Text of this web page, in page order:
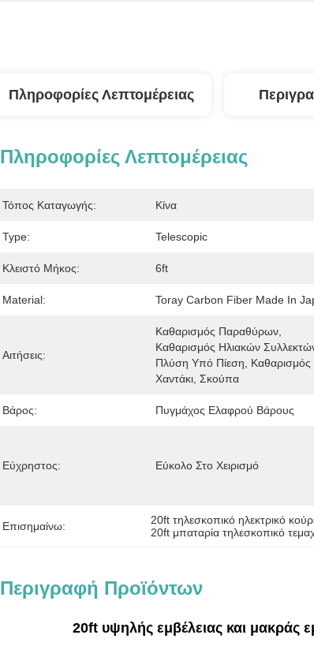
Πληροφορίες Λεπτομέρειας
Πληροφορίες Λεπτομέρειας
Τόπος Καταγωγής: Κίνα
Type: Telescopic
Κλειστό Μήκος: 6ft
Material: Toray Carbon Fiber Made In
Αιτήσεις:
Καθαρισμός Παραθύρων,
Καθαρισμός Ηλιακών
Πλύση Υπό Πίεση, Καθαρισμός
Χαντάκι, Σκούπα
Βάρος: Πυγμάχος Ελαφρού Βάρους
Εύχρηστος: Εύκολο Στο Χειρισμό
Επισημαίνω: 20ft τηλεσκοπικό ηλεκτρικό
20ft μπαταρία τηλεσκοπικό
Περιγραφή Προϊόντων
20ft υψηλής εμβέλειας και μακράς